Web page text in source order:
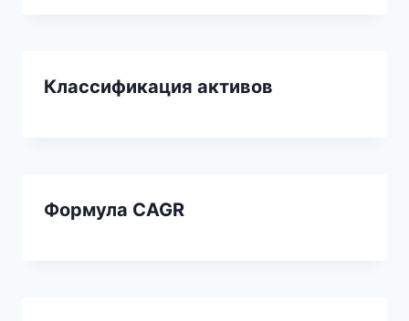
Классификация активов
Формула CAGR